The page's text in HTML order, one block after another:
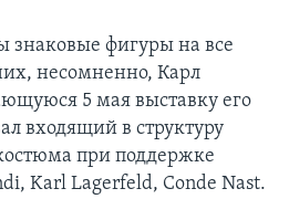
знаковые фигуры на все
несомненно, Карл
5 мая выставку его
входящий в структуру
при поддержке
Karl Lagerfeld, Conde Nast.